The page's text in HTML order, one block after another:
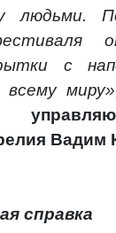
людьми.
с
миру
Вадим
справка